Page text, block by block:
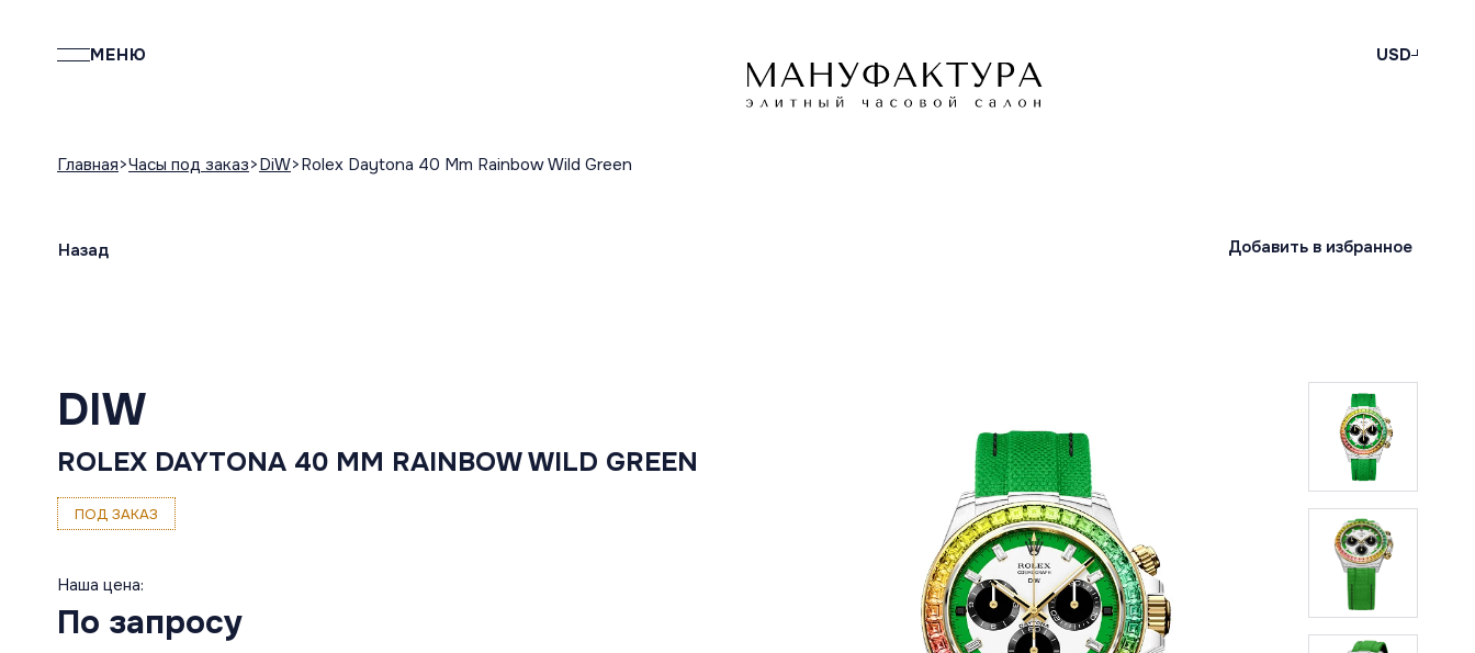
МЕНЮ USD
Главная Часы под заказ DiW Rolex Daytona 40 Mm Rainbow Wild Green
Назад Добавить в избранное
DIW
ROLEX DAYTONA 40 MM RAINBOW WILD GREEN
ПОД ЗАКАЗ
Наша цена:
По запросу